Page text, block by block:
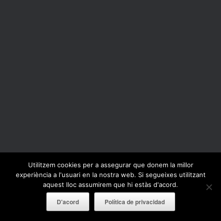
Utilitzem cookies per a assegurar que donem la millor
experiència a l'usuari en la nostra web. Si segueixes utilitzant
aquest lloc assumirem que hi estàs d'acord.
D'acord Política de privacidad